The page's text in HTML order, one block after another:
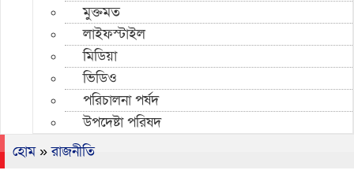
মুক্তমত
লাইফস্টাইল
মিডিয়া
ভিডিও
পরিচালনা পর্ষদ
উপদেষ্টা পরিষদ
হোম»রাজনীতি